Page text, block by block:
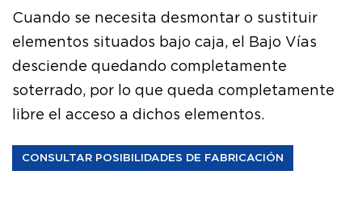
Cuando se necesita desmontar o sustituir
elementos situados bajo caja, el Bajo Vías
desciende quedando completamente
soterrado, por lo que queda completamente
libre el acceso a dichos elementos.
CONSULTAR POSIBILIDADES DE FABRICACIÓN